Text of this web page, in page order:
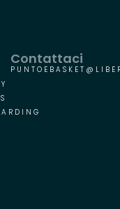
Contattaci